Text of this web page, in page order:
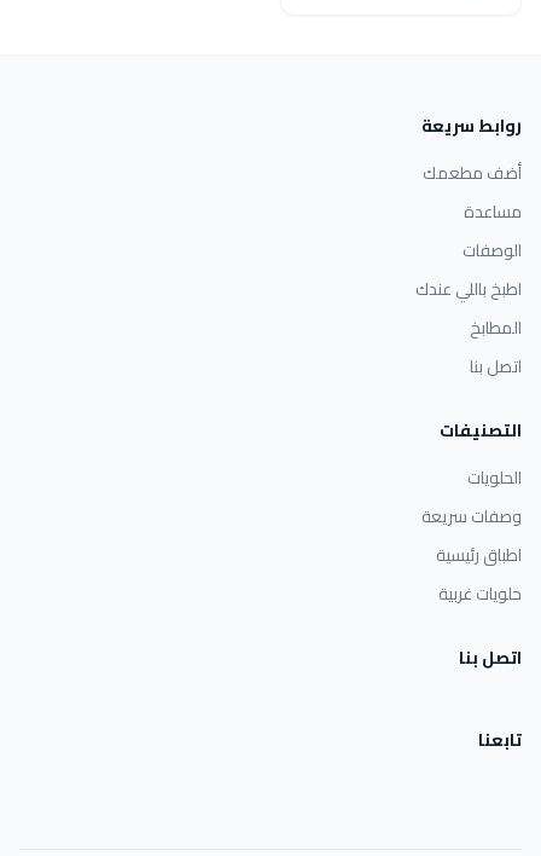
روابط سريعة
أضف مطعمك
مساعدة
الوصفات
اطبخ باللي عندك
المطابخ
اتصل بنا
التصنيفات
الحلويات
وصفات سريعة
اطباق رئيسية
حلويات غربية
اتصل بنا
تابعنا